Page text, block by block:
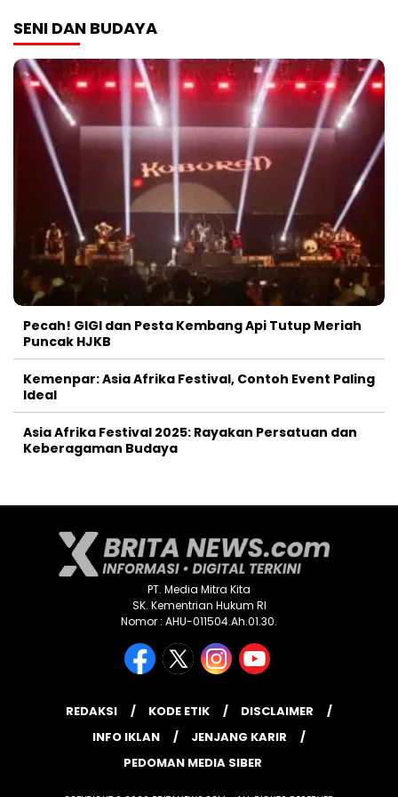
SENI DAN BUDAYA
Pecah! GIGI dan Pesta Kembang Api Tutup Meriah
Puncak HJKB
Kemenpar: Asia Afrika Festival, Contoh Event Paling
Ideal
Asia Afrika Festival 2025: Rayakan Persatuan dan
Keberagaman Budaya
PT. Media Mitra Kita
SK. Kementrian Hukum RI
Nomor : AHU-011504.Ah.01.30.
REDAKSI KODE ETIK
DISCLAIMER
INFO IKLAN
JENJANG KARIR
PEDOMAN MEDIA SIBER